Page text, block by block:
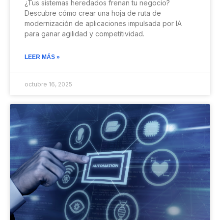
¿Tus sistemas heredados frenan tu negocio?
Descubre cómo crear una hoja de ruta de
modernización de aplicaciones impulsada por IA
para ganar agilidad y competitividad.
LEER MÁS »
octubre 16, 2025